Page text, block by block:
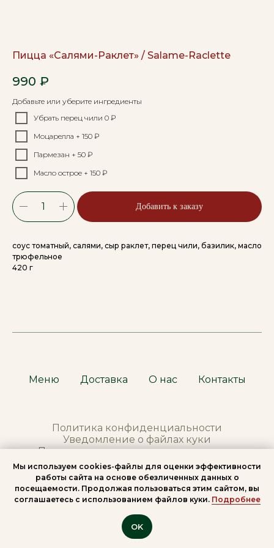
Пицца «Салями-Раклет» / Salame-Raclette
990 ₽
Добавьте или уберите ингредиенты
Убрать перец чили 0 ₽
Моцарелла + 150 ₽
Пармезан + 50 ₽
Масло острое + 150 ₽
Добавить к заказу
соус томатный, салями, сыр раклет, перец чили, базилик, масло
трюфельное
420 г
Мы используем сookies-файлы для оценки эффективности
работы сайта на основе обезличенных данных о
посещаемости. Продолжая пользоваться этим сайтом, вы
соглашаетесь с использованием файлов куки. Подробнее
OK
Меню Доставка О нас Контакты
Политика конфиденциальности
Уведомление о файлах куки
Правила продажитоваров в интернет
*Meta Platforms Inc. (владелец Instagram) —
организация признана экстремистской, её
России.